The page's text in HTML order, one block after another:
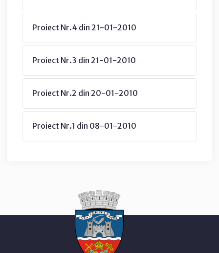
Proiect Nr.4 din 21-01-2010
Proiect Nr.3 din 21-01-2010
Proiect Nr.2 din 20-01-2010
Proiect Nr.1 din 08-01-2010